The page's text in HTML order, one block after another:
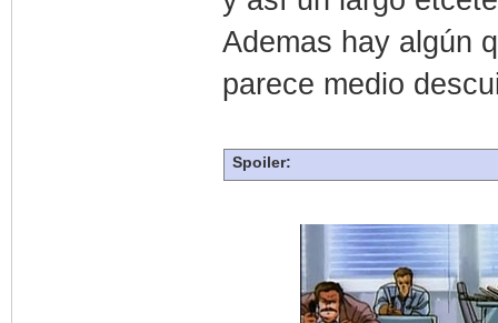
Ademas hay algún
parece medio
Spoiler: